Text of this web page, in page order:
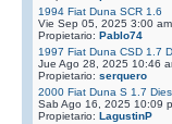
1994 Fiat Duna SCR 1.6
Vie Sep 05, 2025 3:00 am
Propietario: Pablo74
1997 Fiat Duna CSD 1.7
Jue Ago 28, 2025 10:46
Propietario: serquero
2000 Fiat Duna S 1.7
Sab Ago 16, 2025 10:09
Propietario: LagustinP